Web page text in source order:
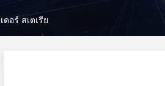
อร์ สเตเรีย